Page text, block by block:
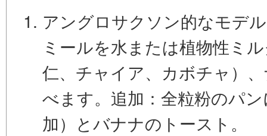
アングロサクソン的なモデ
ミールを水または植物性ミ
仁、チャイア、カボチャ）
べます。追加：全粒粉のパ
加）とバナナのトースト。